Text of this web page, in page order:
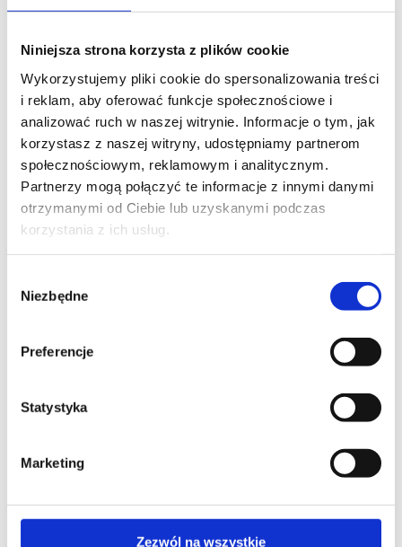
Niniejsza strona korzysta z plików cookie
Wykorzystujemy pliki cookie do spersonalizowania treści
i reklam, aby oferować funkcje społecznościowe i
analizować ruch w naszej witrynie. Informacje o tym, jak
korzystasz z naszej witryny, udostępniamy partnerom
społecznościowym, reklamowym i analitycznym.
Partnerzy mogą połączyć te informacje z innymi danymi
otrzymanymi od Ciebie lub uzyskanymi podczas
korzystania z ich usług.
zgody
Niezbędne
Preferencje
Statystyka
Marketing
Zezwól na wszystkie
SZKOLENIE NASTĘPUJĄCE
PROMOCJA
PL - POWER PLATFORM
Create agents in Microsoft Copilot Studio
Skontaktuj się z naszym doradcą
IMIĘ I NAZWISKO*